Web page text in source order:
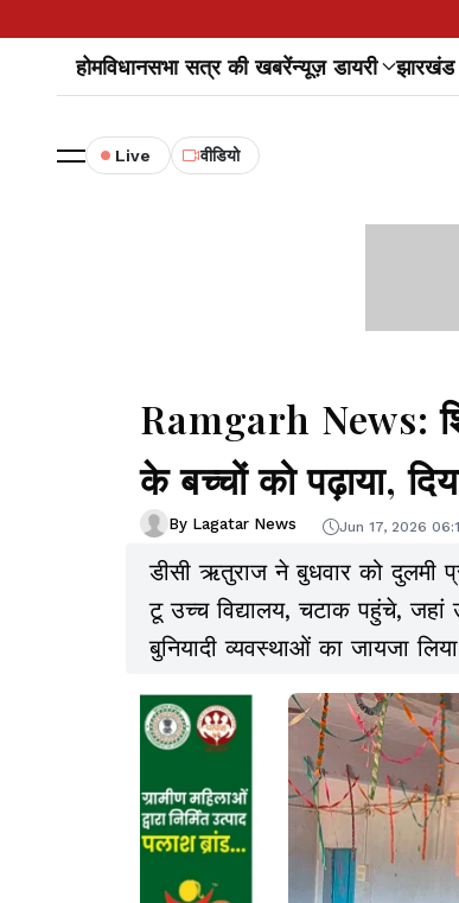
होमविधानसभा सत्र की खबरेंन्यूज़ डायरी
Live वीडियो
Ramgarh News:
के बच्चों को पढ़ाया,
By Lagatar News Jun 17, 2026
डीसी ऋतुराज ने बुधवार को दुलमी
टू उच्च विद्यालय, चटाक पहुंचे, जहां
बुनियादी व्यवस्थाओं का जायजा